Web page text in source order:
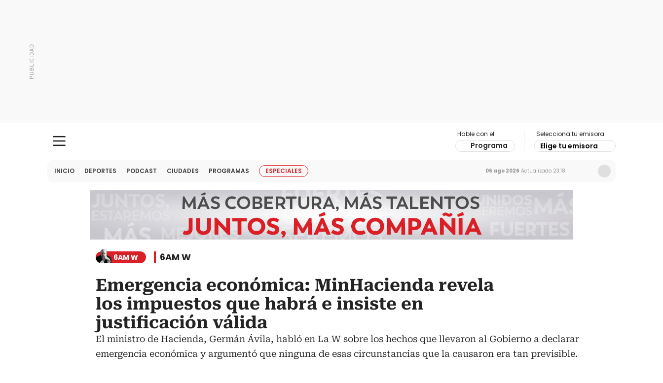
Hable con el
Programa
Selecciona tu emisora
Elige tu emisora
INICIO DEPORTES PODCAST CIUDADES PROGRAMAS ESPECIALES 06 ago 2026 Actualizado 23:18
6AM W 6AM W
Emergencia económica: MinHacienda revela
los impuestos que habrá e insiste en
justificación válida
El ministro de Hacienda, Germán Ávila, habló en La W sobre los hechos que llevaron al Gobierno a declarar
emergencia económica y argumentó que ninguna de esas circunstancias que la causaron era tan previsible.